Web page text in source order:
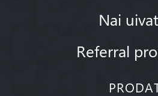
Nai
Referral